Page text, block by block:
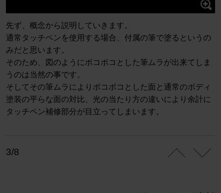
先ず、概念から説明していきます。
通常タッチペンを使用する場合、付属の筆で塗るというの
みだと思います。
そのため、図のようにボコボコとした筆ムラが出来てしま
うのは当然の事です。
そしてその筆ムラによりボコボコとした面と通常のボディ
塗装の平らな面の対比、光の当たり方の違いにより余計に
タッチペン補修部分が目立ってしまいます。
3/8